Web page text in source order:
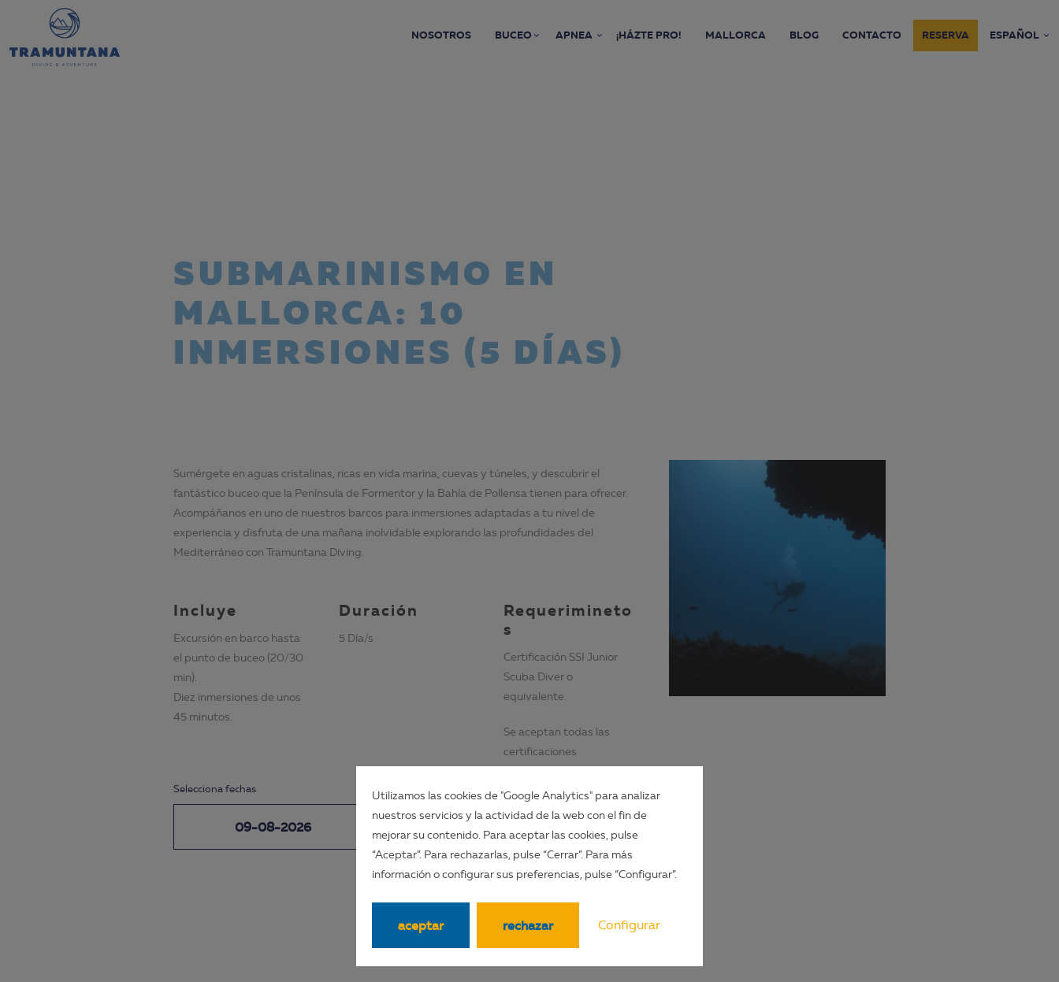
NOSOTROS BUCEO APNEA ¡HÁZTE PRO! MALLORCA BLOG CONTACTO RESERVA ESPAÑOL
SUBMARINISMO EN
MALLORCA: 10
INMERSIONES (5 DÍAS)
Sumérgete en aguas cristalinas, ricas en vida marina, cuevas y túneles, y descubrir el
fantástico buceo que la Península de Formentor y la Bahía de Pollensa tienen para ofrecer.
Acompáñanos en uno de nuestros barcos para inmersiones adaptadas a tu nivel de
experiencia y disfruta de una mañana inolvidable explorando las profundidades del
Mediterráneo con Tramuntana Diving.
Incluye
Excursión en barco hasta
el punto de buceo (20/30
min).
Diez inmersiones de unos
45 minutos.
Duración
5 Día/s
Requerimineto
s
Certificación SSI Junior
Scuba Diver o
equivalente.
Se aceptan todas las
certificaciones
reconocidas.
Selecciona fechas
reserva desde 400,00€ pregunta
Utilizamos las cookies de "Google Analytics" para analizar
nuestros servicios y la actividad de la web con el fin de
mejorar su contenido. Para aceptar las cookies, pulse
“Aceptar”. Para rechazarlas, pulse “Cerrar”. Para más
información o configurar sus preferencias, pulse “Configurar”.
aceptar rechazar Configurar